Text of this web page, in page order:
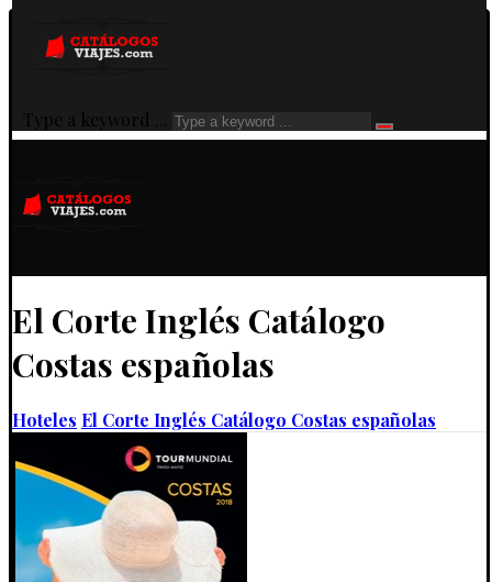
Type a keyword ...
El Corte Inglés Catálogo
Costas españolas
Hoteles El Corte Inglés Catálogo Costas españolas